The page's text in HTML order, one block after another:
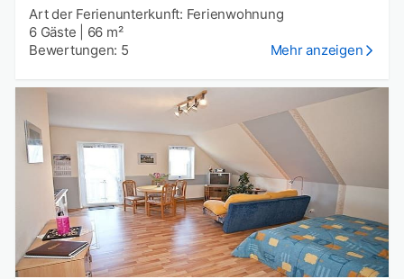
Art der Ferienunterkunft: Ferienwohnung
6 Gäste
66 m²
Bewertungen: 5
Mehr anzeigen